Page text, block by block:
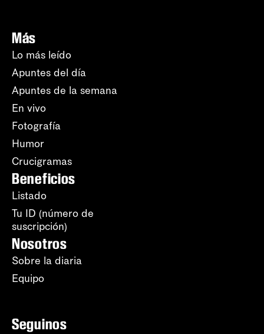
Más
Lo más leído
Apuntes del día
Apuntes de la semana
En vivo
Fotografía
Humor
Crucigramas
Beneficios
Listado
Tu ID (número de
suscripción)
Nosotros
Sobre la diaria
Equipo
Seguinos